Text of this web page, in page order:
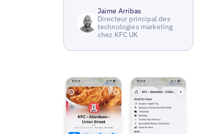
Jaime Arribas
Directeur principal des
technologies marketing
chez KFC UK